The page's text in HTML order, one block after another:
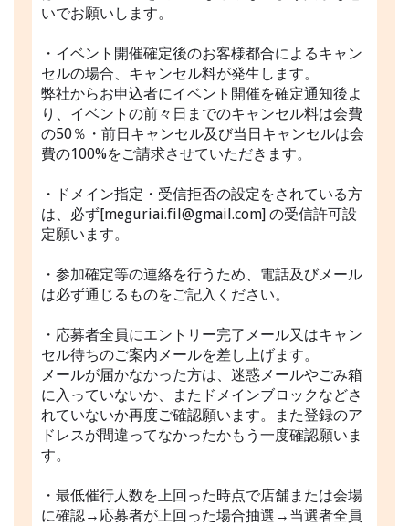
いでお願いします。
・イベント開催確定後のお客様都合によるキャン
セルの場合、キャンセル料が発生します。
弊社からお申込者にイベント開催を確定通知後よ
り、イベントの前々日までのキャンセル料は会費
の50％・前日キャンセル及び当日キャンセルは会
費の100%をご請求させていただきます。
・ドメイン指定・受信拒否の設定をされている方
は、必ず[meguriai.fil@gmail.com] の受信許可設
定願います。
・参加確定等の連絡を行うため、電話及びメール
は必ず通じるものをご記入ください。
・応募者全員にエントリー完了メール又はキャン
セル待ちのご案内メールを差し上げます。
メールが届かなかった方は、迷惑メールやごみ箱
に入っていないか、またドメインブロックなどさ
れていないか再度ご確認願います。また登録のア
ドレスが間違ってなかったかもう一度確認願いま
す。
・最低催行人数を上回った時点で店舗または会場
に確認→応募者が上回った場合抽選→当選者全員